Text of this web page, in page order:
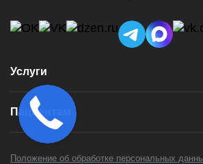
Услуги
Консультация и диагностика
Имплантация
Виниры
Коронки
Пациентам
Положение об обработке персональных